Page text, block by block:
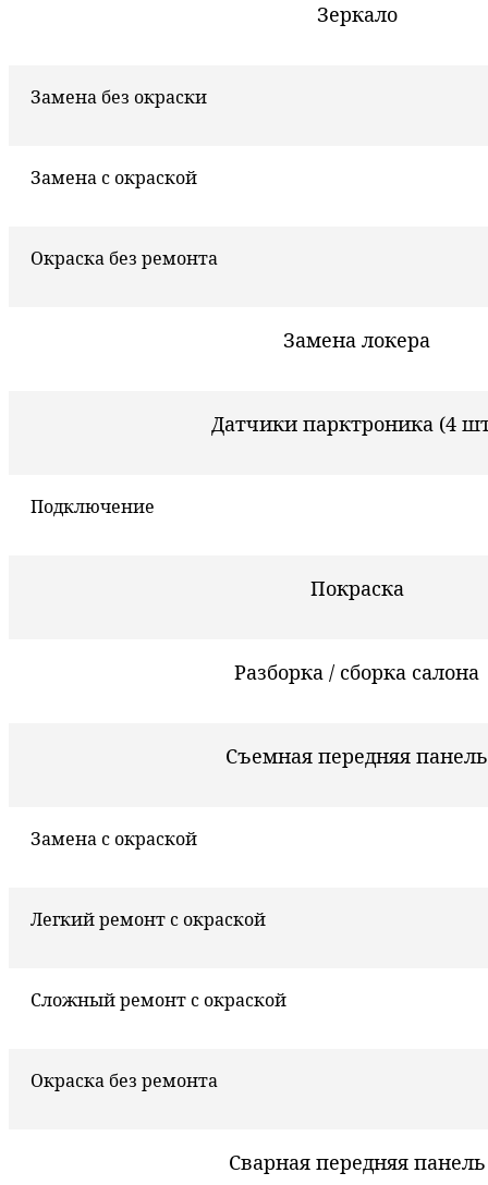
Зеркало
Замена без окраски
Замена с окраской
Окраска без ремонта
Замена локера
Датчики парктроника (4
Подключение
Покраска
Разборка / сборка салона
Съемная передняя панель
Замена с окраской
Легкий ремонт с окраской
Сложный ремонт с окраской
Окраска без ремонта
Сварная передняя панель